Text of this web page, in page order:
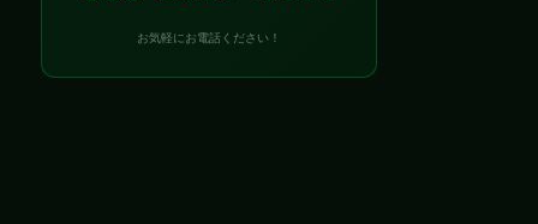
お気軽にお電話ください！